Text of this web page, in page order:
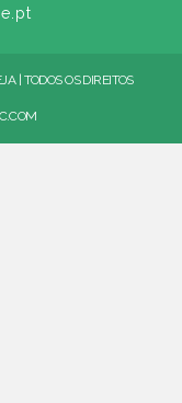
| TODOS OS DIREITOS